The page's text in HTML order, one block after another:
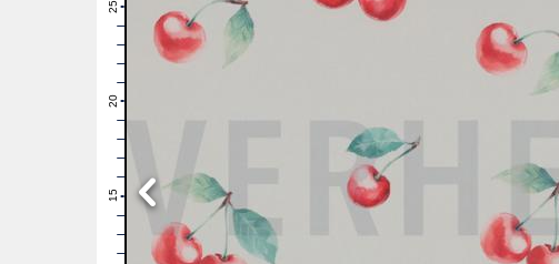
12
13
14
15
16
17
18
19
20
21
22
23
24
25